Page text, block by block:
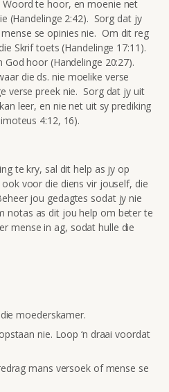
te hoor, en moenie net
(Handelinge 2:42). Sorg dat jy
se opinies nie. Om dit reg
Skrif toets (Handelinge 17:11).
hoor (Handelinge 20:27).
die ds. nie moelike verse
verse preek nie. Sorg dat jy uit
leer, en nie net uit sy prediking
4:12, 16).
te kry, sal dit help as jy op
voor die diens vir jouself, die
jou gedagtes sodat jy nie
notas as dit jou help om beter te
mense in ag, sodat hulle die
moederskamer.
nie. Loop ‘n draai voordat
mans versoek of mense se